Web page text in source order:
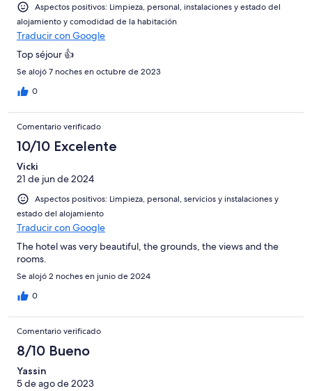
Mediocre
Horrible
Aspectos positivos: Limpieza, personal, instalaciones y estado del
alojamiento y comodidad de la habitación
Traducir con Google
Top séjour 👍
Se alojó 7 noches en octubre de 2023
0
Comentario verificado
10/10 Excelente
Vicki
21 de jun de 2024
Aspectos positivos: Limpieza, personal, servicios y instalaciones y
estado del alojamiento
Traducir con Google
The hotel was very beautiful, the grounds, the views and the
rooms.
Se alojó 2 noches en junio de 2024
0
Comentario verificado
8/10 Bueno
Yassin
5 de ago de 2023